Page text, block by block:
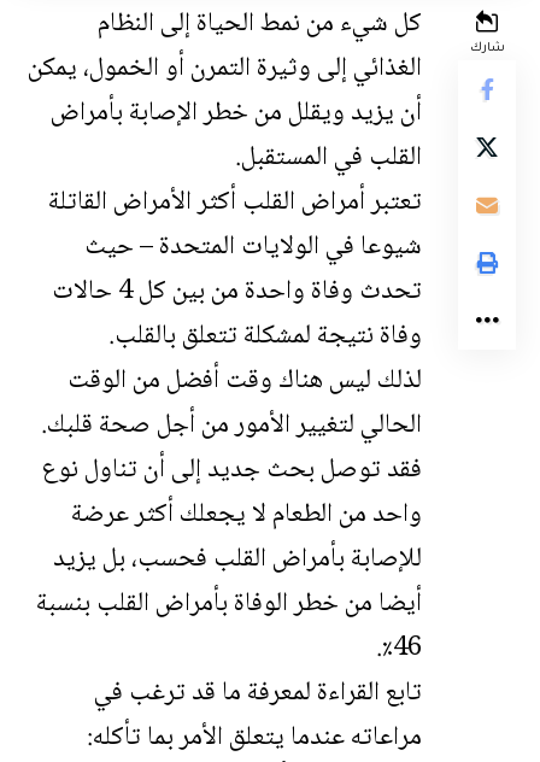
شارك
كل شيء من نمط الحياة إلى النظام
الغذائي إلى وثيرة التمرن أو الخمول، يمكن
أن يزيد ويقلل من خطر الإصابة بأمراض
القلب في المستقبل.
تعتبر أمراض القلب أكثر الأمراض القاتلة
شيوعا في الولايات المتحدة – حيث
تحدث وفاة واحدة من بين كل 4 حالات
وفاة نتيجة لمشكلة تتعلق بالقلب.
لذلك ليس هناك وقت أفضل من الوقت
الحالي لتغيير الأمور من أجل صحة قلبك.
فقد توصل بحث جديد إلى أن تناول نوع
واحد من الطعام لا يجعلك أكثر عرضة
للإصابة بأمراض القلب فحسب، بل يزيد
أيضا من خطر الوفاة بأمراض القلب بنسبة
46٪.
تابع القراءة لمعرفة ما قد ترغب في
مراعاته عندما يتعلق الأمر بما تأكله: